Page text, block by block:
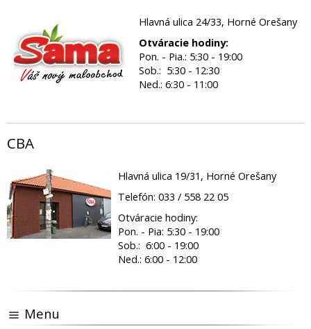
Hlavná ulica 24/33, Horné Orešany
Otváracie hodiny:
Pon. - Pia.: 5:30 - 19:00
Sob.: 5:30 - 12:30
Ned.: 6:30 - 11:00
CBA
Hlavná ulica 19/31, Horné Orešany
Telefón: 033 / 558 22 05
Otváracie hodiny:
Pon. - Pia: 5:30 - 19:00
Sob.: 6:00 - 19:00
Ned.: 6:00 - 12:00
Menu